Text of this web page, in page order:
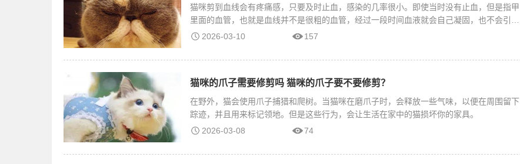
猫咪剪到血线会有疼痛感，只要及时止血，感染的几率很小。即使当时没有止血，但是指甲
里面的血管，也就是血线并不是很粗的血管，经过一段时间血液就会自己凝固，也不会引起
严 2026-03-10 157
猫咪的爪子需要修剪吗 猫咪的爪子要不要修剪？
在野外，猫会使用爪子捕猎和爬树。当猫咪在磨爪子时，会释放一些气味，以便在周围留下
踪迹，并且用来标记领地。但是这些行为，会让生活在家中的猫损坏你的家具。
2026-03-08
74